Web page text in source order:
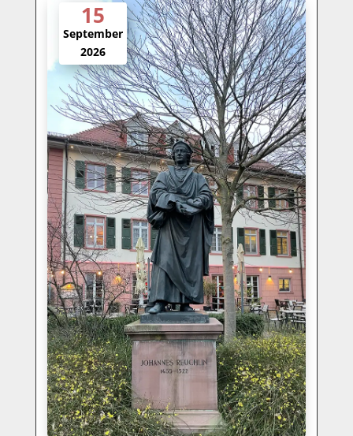
15
September
2026